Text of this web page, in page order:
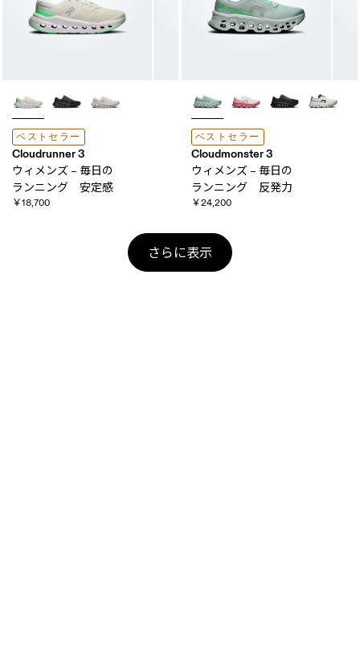
ベストセラー
Cloudrunner 3
ウィメンズ – 毎日の​
ランニング 安定感
￥18,700
ベストセラー
Cloudmonster 3
ウィメンズ – 毎日の​
ランニング 反発力
￥24,200
さらに表示